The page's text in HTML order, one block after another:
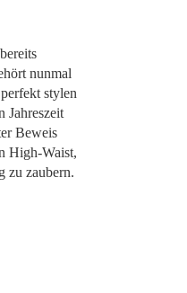
nunmal
stylen
Jahreszeit
Beweis
High-Waist,
zu zaubern.